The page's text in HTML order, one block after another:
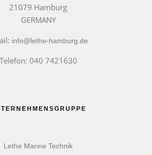
21079 Hamburg
GERMANY
info@lethe-hamburg.de
Telefon: 040 7421630
Lethe Marine Technik